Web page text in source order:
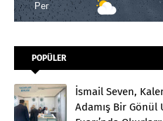
Per
POPÜLER
İsmail Seven,
Adamış Bir Gönül